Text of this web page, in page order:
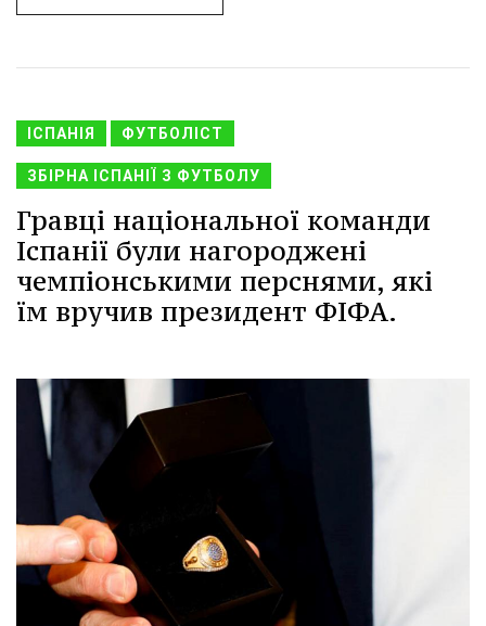
ІСПАНІЯ ФУТБОЛІСТ
ЗБІРНА ІСПАНІЇ З ФУТБОЛУ
Гравці національної команди
Іспанії були нагороджені
чемпіонськими перснями, які
їм вручив президент ФІФА.